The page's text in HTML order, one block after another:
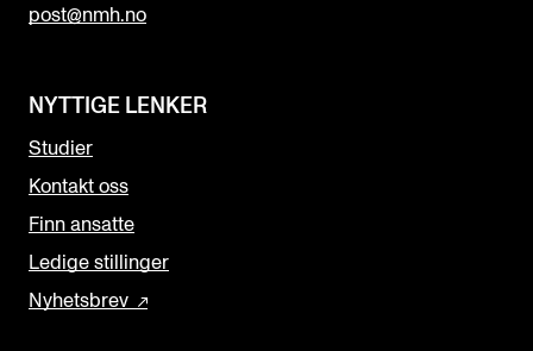
post@nmh.no
NYTTIGE LENKER
Studier
Kontakt oss
Finn ansatte
Ledige stillinger
Nyhetsbrev